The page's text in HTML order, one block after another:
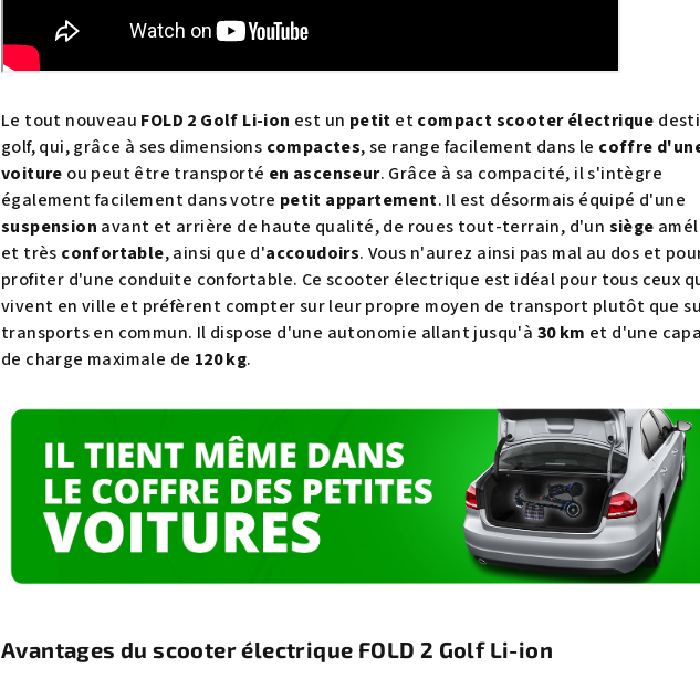
Le tout nouveau FOLD 2 Golf Li-ion est un petit etcompactscooter électrique
golf, qui, grâce à ses dimensions compactes, se range facilement dans le coffre
voiture ou peut être transporté en ascenseur. Grâce à sa compacité, il s'intègre
également facilement dans votre petit appartement. Il est désormais équipé d'une
suspension avant et arrière de haute qualité, de roues tout-terrain, d'un siège
et très confortable, ainsi que d'accoudoirs. Vous n'aurez ainsi pas mal au dos et
profiter d'une conduite confortable. Ce scooter électrique est idéal pour tous ceux
vivent en ville et préfèrent compter sur leur propre moyen de transport plutôt que
transports en commun. Il dispose d'une autonomie allant jusqu'à 30 km et d'une
de charge maximale de 120 kg.
Avantages du scooter électrique FOLD 2 Golf Li-ion